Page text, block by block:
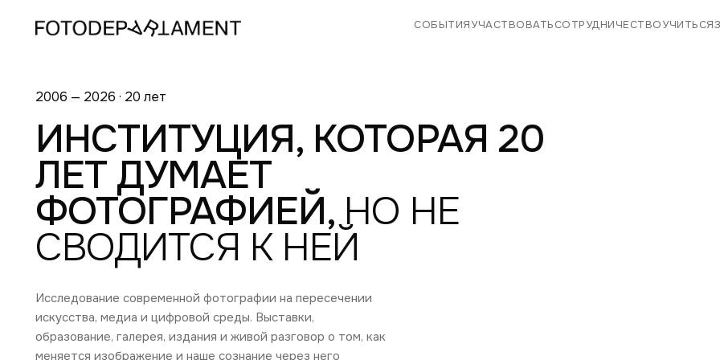
СОБЫТИЯУЧАСТВОВАТЬСОТРУДНИЧЕСТВОУЧИТЬСЯ
2006 — 2026 · 20 лет
ИНСТИТУЦИЯ, КОТОРАЯ 20
ЛЕТ ДУМАЕТ
ФОТОГРАФИЕЙ,НО НЕ
СВОДИТСЯ К НЕЙ
Исследование современной фотографии на пересечении
искусства, медиа и цифровой среды. Выставки,
образование, галерея, издания и живой разговор о том, как
меняется изображение и наше сознание через него